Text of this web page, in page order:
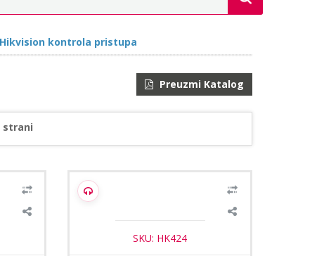
Hikvision kontrola pristupa
Preuzmi Katalog
strani
EM
HikVision DS-K1107AM mifare citac
SKU: HK424